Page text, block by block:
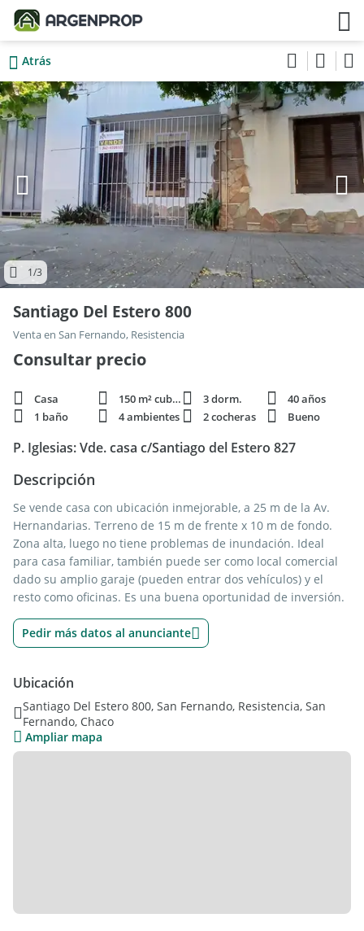
Atrás
1/3
Santiago Del Estero 800
Venta en San Fernando, Resistencia
Consultar precio
Casa 150 m² cubie. 3 dorm.
40 años
1 baño
4 ambientes 2 cocheras Bueno
P. Iglesias: Vde. casa c/Santiago del Estero 827
Descripción
Se vende casa con ubicación inmejorable, a 25 m de la Av.
Hernandarias. Terreno de 15 m de frente x 10 m de fondo.
Zona alta, luego no tiene problemas de inundación. Ideal
para casa familiar, también puede ser como local comercial
dado su amplio garaje (pueden entrar dos vehículos) y el
resto como oficinas. Es una buena oportunidad de inversión.
Pedir más datos al anunciante
Ubicación
Santiago Del Estero 800, San Fernando, Resistencia, San
Fernando, Chaco
Ampliar mapa